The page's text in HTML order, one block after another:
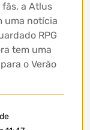
a Atlus
uma notícia
RPG
tem uma
o Verão